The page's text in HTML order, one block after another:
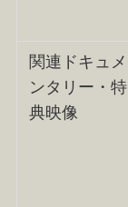
関連ドキュメ
ンタリー・特
典映像